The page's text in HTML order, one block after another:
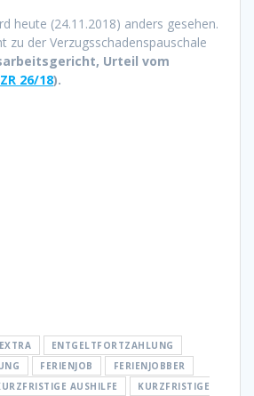
heute (24.11.2018) anders gesehen.
zu der Verzugsschadenspauschale
Urteil vom
26/18).
ENTGELTFORTZAHLUNG
FERIENJOB
FERIENJOBBER
AUSHILFE
KURZFRISTIGE